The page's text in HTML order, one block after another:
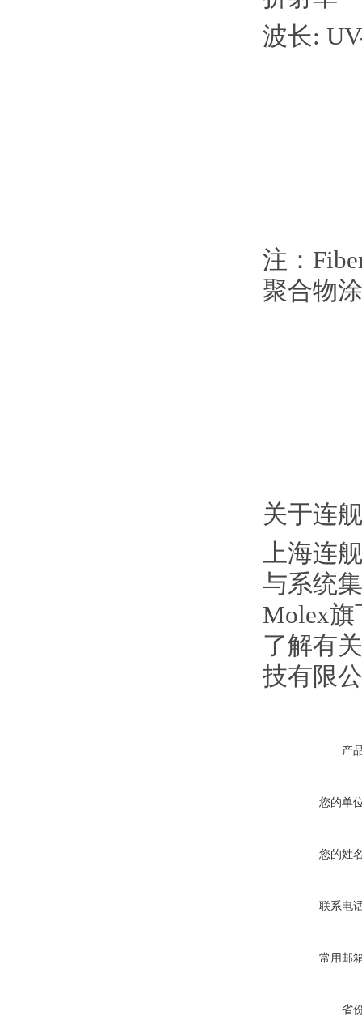
波长:
注：
聚合物
关于连
上海连
与系统
Molex旗
了解有
技有限
产
您的单
您的姓
联系电
常用邮
省